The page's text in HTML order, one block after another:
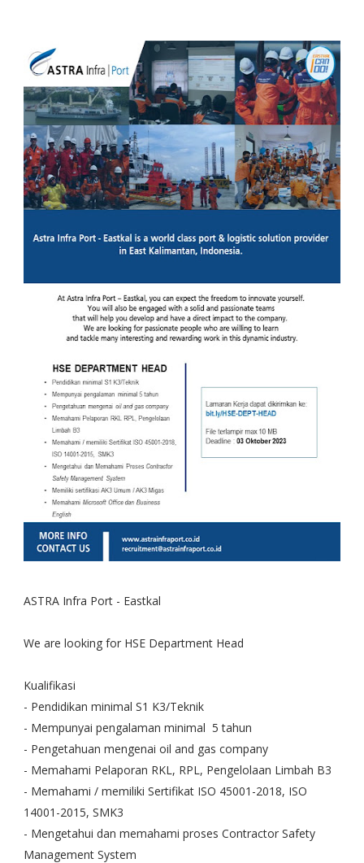
ASTRA Infra Port - Eastkal
We are looking for HSE Department Head
Kualifikasi
- Pendidikan minimal S1 K3/Teknik
- Mempunyai pengalaman minimal 5 tahun
- Pengetahuan mengenai oil and gas company
- Memahami Pelaporan RKL, RPL, Pengelolaan Limbah B3
- Memahami / memiliki Sertifikat ISO 45001-2018, ISO
14001-2015, SMK3
- Mengetahui dan memahami proses Contractor Safety
Management System